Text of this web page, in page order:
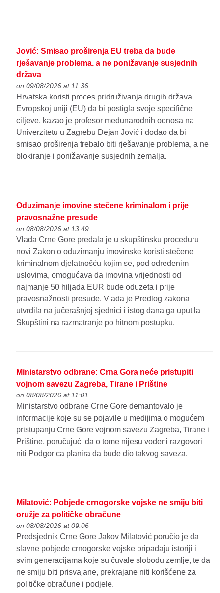
Jović: Smisao proširenja EU treba da bude
rješavanje problema, a ne ponižavanje susjednih
država
on 09/08/2026 at 11:36
Hrvatska koristi proces pridruživanja drugih država
Evropskoj uniji (EU) da bi postigla svoje specifične
ciljeve, kazao je profesor međunarodnih odnosa na
Univerzitetu u Zagrebu Dejan Jović i dodao da bi
smisao proširenja trebalo biti rješavanje problema, a ne
blokiranje i ponižavanje susjednih zemalja.
Oduzimanje imovine stečene kriminalom i prije
pravosnažne presude
on 08/08/2026 at 13:49
Vlada Crne Gore predala je u skupštinsku proceduru
novi Zakon o oduzimanju imovinske koristi stečene
kriminalnom djelatnošću kojim se, pod određenim
uslovima, omogućava da imovina vrijednosti od
najmanje 50 hiljada EUR bude oduzeta i prije
pravosnažnosti presude. Vlada je Predlog zakona
utvrdila na jučerašnjoj sjednici i istog dana ga uputila
Skupštini na razmatranje po hitnom postupku.
Ministarstvo odbrane: Crna Gora neće pristupiti
vojnom savezu Zagreba, Tirane i Prištine
on 08/08/2026 at 11:01
Ministarstvo odbrane Crne Gore demantovalo je
informacije koje su se pojavile u medijima o mogućem
pristupanju Crne Gore vojnom savezu Zagreba, Tirane i
Prištine, poručujući da o tome nijesu vođeni razgovori
niti Podgorica planira da bude dio takvog saveza.
Milatović: Pobjede crnogorske vojske ne smiju biti
oružje za političke obračune
on 08/08/2026 at 09:06
Predsjednik Crne Gore Jakov Milatović poručio je da
slavne pobjede crnogorske vojske pripadaju istoriji i
svim generacijama koje su čuvale slobodu zemlje, te da
ne smiju biti prisvajane, prekrajane niti korišćene za
političke obračune i podjele.